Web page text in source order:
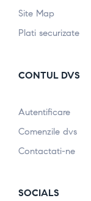
Site Map
Plati securizate
CONTUL DVS
Autentificare
Comenzile dvs
Contactati-ne
SOCIALS